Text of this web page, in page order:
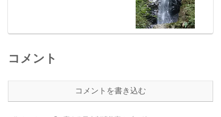
コメント
コメントを書き込む